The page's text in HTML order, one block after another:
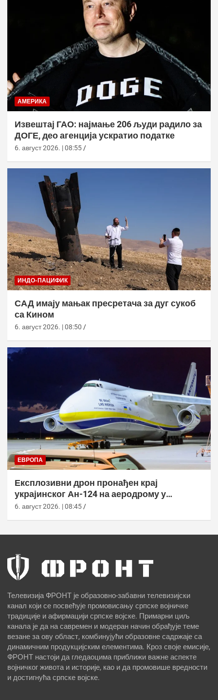
АМЕРИКА
Извештај ГАО: најмање 206 људи радило за
ДОГЕ, део агенција ускратио податке
6. август 2026. | 08:55
ИНДО-ПАЦИФИК
САД имају мањак пресретача за дуг сукоб
са Кином
6. август 2026. | 08:50
ЕВРОПА
Експлозивни дрон пронађен крај
украјинског Ан-124 на аеродрому у
Лајпцигу
6. август 2026. | 08:45
Телевизија ФРОНТ је образовно-забавни телевизијски
канал који се посвећује промовисању српске војничке
традиције и афирмацији српске војске. Примарни циљ
канала је да на савремен и модеран начин обрађује теме
везане за ову област, комбинујући образовне садржаје са
динамичним продукцијским елементима. Кроз своје емисије,
ФРОНТ настоји да гледаоцима приближи важне аспекте
војничког живота и историје, као и да промовише вредности
и достигнућа српске војске.